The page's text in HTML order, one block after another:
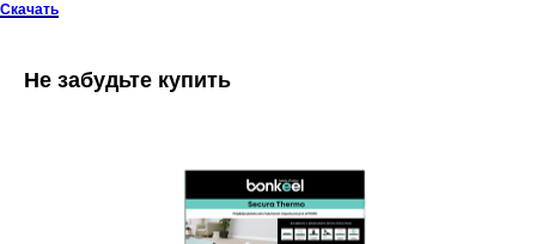
Скачать
Не забудьте купить